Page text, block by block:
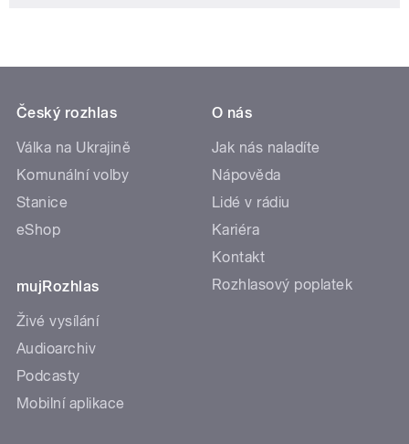
Český rozhlas
Válka na Ukrajině
Komunální volby
Stanice
eShop
mujRozhlas
Živé vysílání
Audioarchiv
Podcasty
Mobilní aplikace
O nás
Jak nás naladíte
Nápověda
Lidé v rádiu
Kariéra
Kontakt
Rozhlasový poplatek